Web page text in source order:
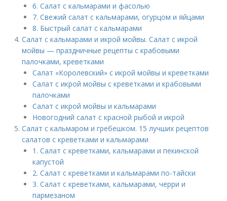
6. Салат с кальмарами и фасолью
7. Свежий салат с кальмарами, огурцом и яйцами
8. Быстрый салат с кальмарами
Салат с кальмарами и икрой мойвы. Салат с икрой
мойвы — праздничные рецепты с крабовыми
палочками, креветками
Салат «Королевский» с икрой мойвы и креветками
Салат с икрой мойвы с креветками и крабовыми
палочками
Салат с икрой мойвы и кальмарами
Новогодний салат с красной рыбой и икрой
Салат с кальмаром и гребешком. 15 лучших рецептов
салатов с креветками и кальмарами
1. Салат с креветками, кальмарами и пекинской
капустой
2. Салат с креветками и кальмарами по-тайски
3. Салат с креветками, кальмарами, черри и
пармезаном